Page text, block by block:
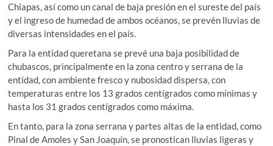
Chiapas, así como un canal de baja presión en el sureste del país
y el ingreso de humedad de ambos océanos, se prevén lluvias de
diversas intensidades en el país.
Para la entidad queretana se prevé una baja posibilidad de
chubascos, principalmente en la zona centro y serrana de la
entidad, con ambiente fresco y nubosidad dispersa, con
temperaturas entre los 13 grados centígrados como mínimas y
hasta los 31 grados centígrados como máxima.
En tanto, para la zona serrana y partes altas de la entidad, como
Pinal de Amoles y San Joaquín, se pronostican lluvias ligeras y